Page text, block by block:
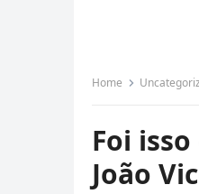
Home
Foi
João